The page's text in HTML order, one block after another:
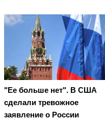
"Ее больше нет". В США
сделали тревожное
заявление о России